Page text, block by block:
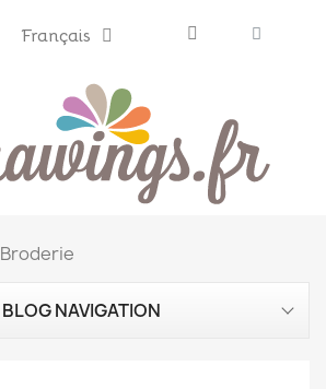
Français
Broderie
BLOG NAVIGATION